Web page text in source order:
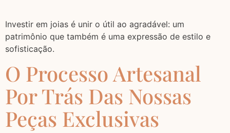
Investir em joias é unir o útil ao agradável: um
patrimônio que também é uma expressão de estilo e
sofisticação.
O Processo Artesanal
Por Trás Das Nossas
Peças Exclusivas